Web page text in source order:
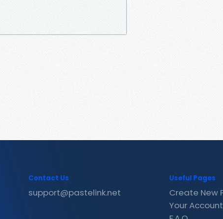
Contact Us
support@pastelink.net
Useful Pages
Create New
Your Account